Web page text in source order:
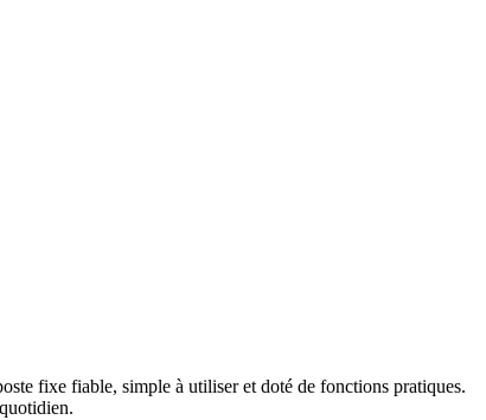
fixe fiable, simple à utiliser et doté de fonctions pratiques.